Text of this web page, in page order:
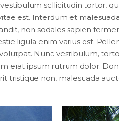
sollicitudin tortor,
est. Interdum et
non sodales sapien
ligula enim varius est.
Nunc vestibulum,
erat ipsum rutrum dolor.
tristique non, malesuada